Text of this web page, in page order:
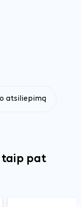
atsiliepimą
taip pat